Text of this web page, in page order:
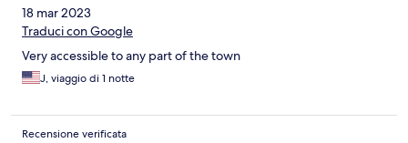
18 mar 2023
Traduci con Google
Very accessible to any part of the town
J, viaggio di 1 notte
Recensione verificata